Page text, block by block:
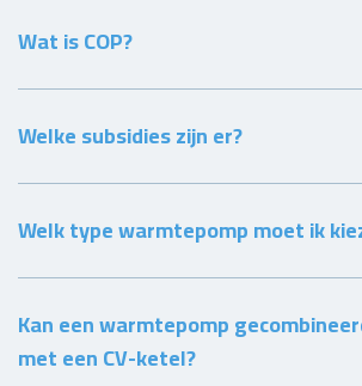
Wat is COP?
Welke subsidies zijn er?
Welk type warmtepomp moet ik
Kan een warmtepomp
met een CV-ketel?